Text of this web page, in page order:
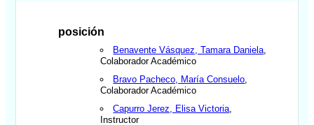
posición
Benavente Vásquez, Tamara Daniela
Colaborador Académico
Bravo Pacheco, María Consuelo
Colaborador Académico
Capurro Jerez, Elisa Victoria
Instructor